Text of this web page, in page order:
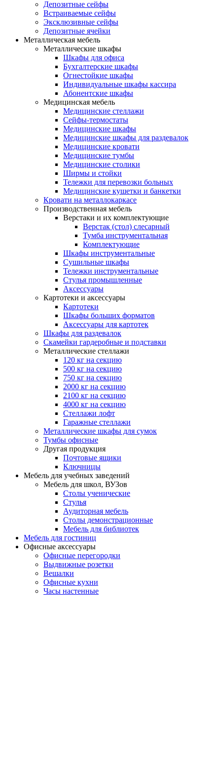
Депозитные сейфы
Встраиваемые сейфы
Эксклюзивные сейфы
Депозитные ячейки
Металлическая мебель
Металлические шкафы
Шкафы для офиса
Бухгалтерские шкафы
Огнестойкие шкафы
Индивидуальные шкафы кассира
Абонентские шкафы
Медицинская мебель
Медицинские стеллажи
Сейфы-термостаты
Медицинские шкафы
Медицинские шкафы для раздевалок
Медицинские кровати
Медицинские тумбы
Медицинские столики
Ширмы и стойки
Тележки для перевозки больных
Медицинские кушетки и банкетки
Кровати на металлокаркасе
Производственная мебель
Верстаки и их комплектующие
Верстак (стол) слесарный
Тумба инструментальная
Комплектующие
Шкафы инструментальные
Сушильные шкафы
Тележки инструментальные
Стулья промышленные
Аксессуары
Картотеки и аксессуары
Картотеки
Шкафы больших форматов
Аксессуары для картотек
Шкафы для раздевалок
Скамейки гардеробные и подставки
Металлические стеллажи
120 кг на секцию
500 кг на секцию
750 кг на секцию
2000 кг на секцию
2100 кг на секцию
4000 кг на секцию
Стеллажи лофт
Гаражные стеллажи
Металлические шкафы для сумок
Тумбы офисные
Другая продукция
Почтовые ящики
Ключницы
Мебель для учебных заведений
Мебель для школ, ВУЗов
Столы ученические
Стулья
Аудиторная мебель
Столы демонстрационные
Мебель для библиотек
Мебель для гостиниц
Офисные аксессуары
Офисные перегородки
Выдвижные розетки
Вешалки
Офисные кухни
Часы настенные